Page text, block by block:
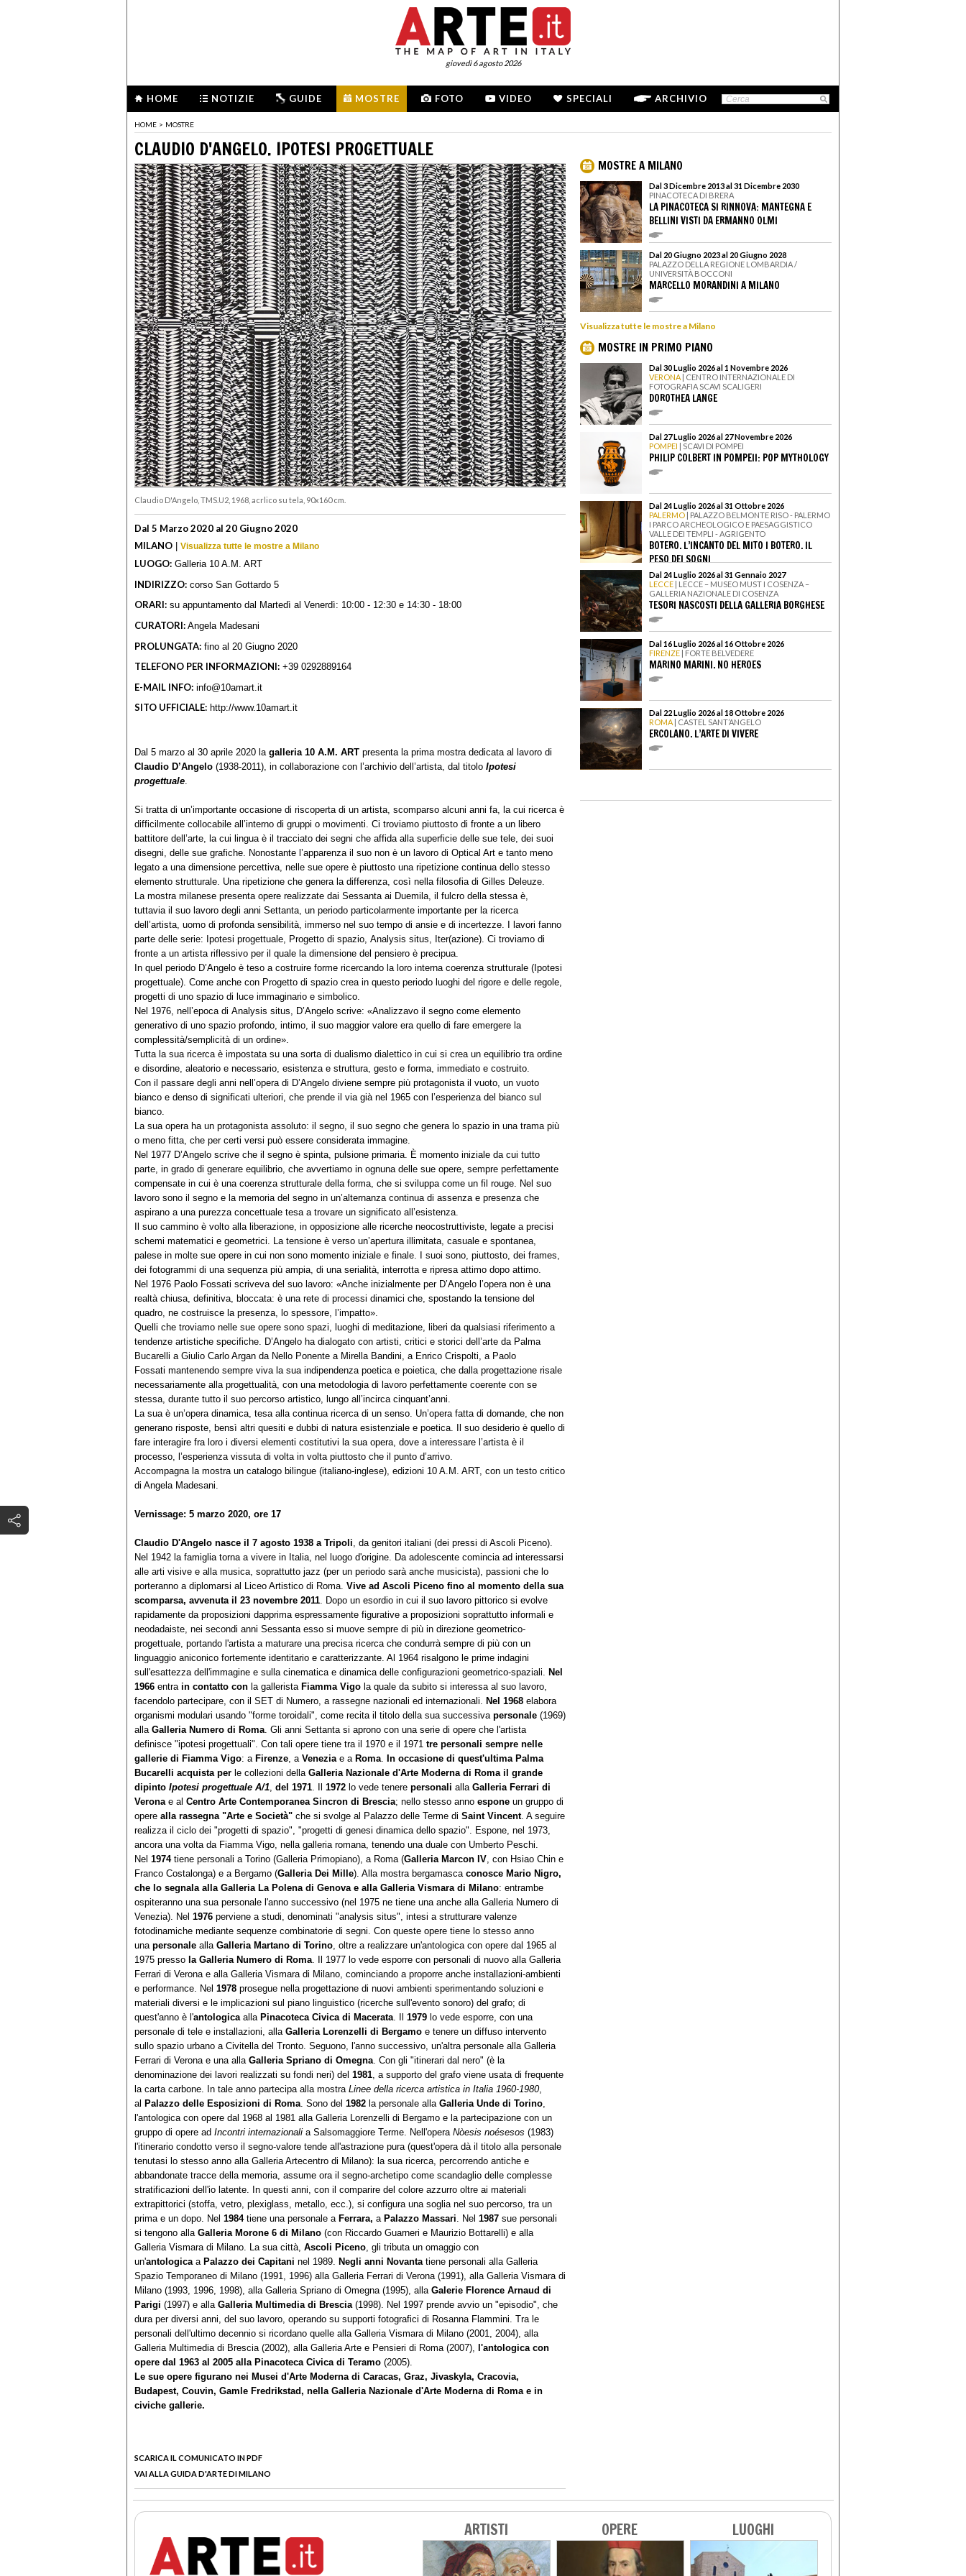
giovedì 6 agosto 2026
HOME NOTIZIE GUIDE MOSTRE FOTO VIDEO SPECIALI ARCHIVIO
HOME > MOSTRE
CLAUDIO D'ANGELO. IPOTESI PROGETTUALE
Claudio D'Angelo, TMS.U2, 1968, acrlico su tela, 90x160 cm.
Dal 5 Marzo 2020 al 20 Giugno 2020
MILANO | Visualizza tutte le mostre a Milano
LUOGO: Galleria 10 A.M. ART
INDIRIZZO: corso San Gottardo 5
ORARI: su appuntamento dal Martedì al Venerdì: 10:00 - 12:30 e 14:30 - 18:00
CURATORI: Angela Madesani
PROLUNGATA: fino al 20 Giugno 2020
TELEFONO PER INFORMAZIONI: +39 0292889164
E-MAIL INFO: info@10amart.it
SITO UFFICIALE: http://www.10amart.it
Dal 5 marzo al 30 aprile 2020 la galleria 10 A.M. ART presenta la prima mostra dedicata al lavoro di
Claudio D’Angelo (1938-2011), in collaborazione con l’archivio dell’artista, dal titolo Ipotesi
progettuale
Si tratta di un’importante occasione di riscoperta di un artista, scomparso alcuni anni fa, la cui ricerca è
difficilmente collocabile all’interno di gruppi o movimenti. Ci troviamo piuttosto di fronte a un libero
battitore dell’arte, la cui lingua è il tracciato dei segni che affida alla superficie delle sue tele, dei suoi
disegni, delle sue grafiche. Nonostante l’apparenza il suo non è un lavoro di Optical Art e tanto meno
legato a una dimensione percettiva, nelle sue opere è piuttosto una ripetizione continua dello stesso
elemento strutturale. Una ripetizione che genera la differenza, così nella filosofia di Gilles Deleuze.
La mostra milanese presenta opere realizzate dai Sessanta ai Duemila, il fulcro della stessa è,
tuttavia il suo lavoro degli anni Settanta, un periodo particolarmente importante per la ricerca
dell’artista, uomo di profonda sensibilità, immerso nel suo tempo di ansie e di incertezze. I lavori fanno
parte delle serie: Ipotesi progettuale, Progetto di spazio, Analysis situs, Iter(azione). Ci troviamo di
fronte a un artista riflessivo per il quale la dimensione del pensiero è precipua.
In quel periodo D’Angelo è teso a costruire forme ricercando la loro interna coerenza strutturale (Ipotesi
progettuale). Come anche con Progetto di spazio crea in questo periodo luoghi del rigore e delle regole,
progetti di uno spazio di luce immaginario e simbolico.
Nel 1976, nell’epoca di Analysis situs, D’Angelo scrive: «Analizzavo il segno come elemento
generativo di uno spazio profondo, intimo, il suo maggior valore era quello di fare emergere la
complessità/semplicità di un ordine».
Tutta la sua ricerca è impostata su una sorta di dualismo dialettico in cui si crea un equilibrio tra ordine
e disordine, aleatorio e necessario, esistenza e struttura, gesto e forma, immediato e costruito.
Con il passare degli anni nell’opera di D’Angelo diviene sempre più protagonista il vuoto, un vuoto
bianco e denso di significati ulteriori, che prende il via già nel 1965 con l’esperienza del bianco sul
bianco.
La sua opera ha un protagonista assoluto: il segno, il suo segno che genera lo spazio in una trama più
o meno fitta, che per certi versi può essere considerata immagine.
Nel 1977 D’Angelo scrive che il segno è spinta, pulsione primaria. È momento iniziale da cui tutto
parte, in grado di generare equilibrio, che avvertiamo in ognuna delle sue opere, sempre perfettamente
compensate in cui è una coerenza strutturale della forma, che si sviluppa come un fil rouge. Nel suo
lavoro sono il segno e la memoria del segno in un’alternanza continua di assenza e presenza che
aspirano a una purezza concettuale tesa a trovare un significato all’esistenza.
Il suo cammino è volto alla liberazione, in opposizione alle ricerche neocostruttiviste, legate a precisi
schemi matematici e geometrici. La tensione è verso un’apertura illimitata, casuale e spontanea,
palese in molte sue opere in cui non sono momento iniziale e finale. I suoi sono, piuttosto, dei frames,
dei fotogrammi di una sequenza più ampia, di una serialità, interrotta e ripresa attimo dopo attimo.
Nel 1976 Paolo Fossati scriveva del suo lavoro: «Anche inizialmente per D’Angelo l’opera non è una
realtà chiusa, definitiva, bloccata: è una rete di processi dinamici che, spostando la tensione del
quadro, ne costruisce la presenza, lo spessore, l’impatto».
Quelli che troviamo nelle sue opere sono spazi, luoghi di meditazione, liberi da qualsiasi riferimento a
tendenze artistiche specifiche. D’Angelo ha dialogato con artisti, critici e storici dell’arte da Palma
Bucarelli a Giulio Carlo Argan da Nello Ponente a Mirella Bandini, a Enrico Crispolti, a Paolo
Fossati mantenendo sempre viva la sua indipendenza poetica e poietica, che dalla progettazione risale
necessariamente alla progettualità, con una metodologia di lavoro perfettamente coerente con se
stessa, durante tutto il suo percorso artistico, lungo all’incirca cinquant’anni.
La sua è un’opera dinamica, tesa alla continua ricerca di un senso. Un’opera fatta di domande, che non
generano risposte, bensì altri quesiti e dubbi di natura esistenziale e poetica. Il suo desiderio è quello di
fare interagire fra loro i diversi elementi costitutivi la sua opera, dove a interessare l’artista è il
processo, l’esperienza vissuta di volta in volta piuttosto che il punto d’arrivo.
Accompagna la mostra un catalogo bilingue (italiano-inglese), edizioni 10 A.M. ART, con un testo critico
di Angela Madesani.
Vernissage: 5 marzo 2020, ore 17
Claudio D'Angelo nasce il 7 agosto 1938 a Tripoli , da genitori italiani (dei pressi di Ascoli Piceno).
Nel 1942 la famiglia torna a vivere in Italia, nel luogo d'origine. Da adolescente comincia ad interessarsi
alle arti visive e alla musica, soprattutto jazz (per un periodo sarà anche musicista), passioni che lo
porteranno a diplomarsi al Liceo Artistico di Roma. Vive ad Ascoli Piceno fino al momento della sua
scomparsa, avvenuta il 23 novembre 2011 . Dopo un esordio in cui il suo lavoro pittorico si evolve
rapidamente da proposizioni dapprima espressamente figurative a proposizioni soprattutto informali e
neodadaiste, nei secondi anni Sessanta esso si muove sempre di più in direzione geometrico-
progettuale, portando l'artista a maturare una precisa ricerca che condurrà sempre di più con un
linguaggio aniconico fortemente identitario e caratterizzante. Al 1964 risalgono le prime indagini
sull'esattezza dell'immagine e sulla cinematica e dinamica delle configurazioni geometrico-spaziali. Nel
1966 entra in contatto con la gallerista Fiamma Vigo la quale da subito si interessa al suo lavoro,
facendolo partecipare, con il SET di Numero, a rassegne nazionali ed internazionali. Nel 1968 elabora
organismi modulari usando "forme toroidali", come recita il titolo della sua successiva personale (1969)
alla Galleria Numero di Roma . Gli anni Settanta si aprono con una serie di opere che l'artista
definisce "ipotesi progettuali". Con tali opere tiene tra il 1970 e il 1971 tre personali sempre nelle
gallerie di Fiamma Vigo: a Firenze , a Venezia e a Roma In occasione di quest'ultima Palma
Bucarelli acquista per le collezioni della Galleria Nazionale d'Arte Moderna di Roma il grande
dipinto Ipotesi progettuale A/1 del 1971 . Il 1972 lo vede tenere personali alla Galleria Ferrari di
Verona e al Centro Arte Contemporanea Sincron di Brescia; nello stesso anno espone un gruppo di
opere alla rassegna "Arte e Società" che si svolge al Palazzo delle Terme di Saint Vincent. A seguire
realizza il ciclo dei "progetti di spazio", "progetti di genesi dinamica dello spazio". Espone, nel 1973,
ancora una volta da Fiamma Vigo, nella galleria romana, tenendo una duale con Umberto Peschi.
Nel 1974tiene personali a Torino (Galleria Primopiano), a Roma (Galleria Marcon IV , con Hsiao Chin e
Franco Costalonga) e a Bergamo (Galleria Dei Mille). Alla mostra bergamasca conosce Mario Nigro,
che lo segnala alla Galleria La Polena di Genova e alla Galleria Vismara di Milano: entrambe
ospiteranno una sua personale l'anno successivo (nel 1975 ne tiene una anche alla Galleria Numero di
Venezia). Nel 1976 perviene a studi, denominati "analysis situs", intesi a strutturare valenze
fotodinamiche mediante sequenze combinatorie di segni. Con queste opere tiene lo stesso anno
una personale alla Galleria Martano di Torino , oltre a realizzare un'antologica con opere dal 1965 al
1975 presso la Galleria Numero di Roma . Il 1977 lo vede esporre con personali di nuovo alla Galleria
Ferrari di Verona e alla Galleria Vismara di Milano, cominciando a proporre anche installazioni-ambienti
e performance. Nel 1978 prosegue nella progettazione di nuovi ambienti sperimentando soluzioni e
materiali diversi e le implicazioni sul piano linguistico (ricerche sull'evento sonoro) del grafo; di
quest'anno è l'antologica alla Pinacoteca Civica di Macerata . Il 1979 lo vede esporre, con una
personale di tele e installazioni, alla Galleria Lorenzelli di Bergamo e tenere un diffuso intervento
sullo spazio urbano a Civitella del Tronto. Seguono, l'anno successivo, un'altra personale alla Galleria
Ferrari di Verona e una alla Galleria Spriano di Omegna . Con gli "itinerari dal nero" (è la
denominazione dei lavori realizzati su fondi neri) del 1981 , a supporto del grafo viene usata di frequente
la carta carbone. In tale anno partecipa alla mostra Linee della ricerca artistica in Italia 1960-1980,
al Palazzo delle Esposizioni di Roma . Sono del 1982 la personale alla Galleria Unde di Torino
l'antologica con opere dal 1968 al 1981 alla Galleria Lorenzelli di Bergamo e la partecipazione con un
gruppo di opere ad Incontri internazionali a Salsomaggiore Terme. Nell'opera Nòesis noésesos (1983)
l'itinerario condotto verso il segno-valore tende all'astrazione pura (quest'opera dà il titolo alla personale
tenutasi lo stesso anno alla Galleria Artecentro di Milano): la sua ricerca, percorrendo antiche e
abbandonate tracce della memoria, assume ora il segno-archetipo come scandaglio delle complesse
stratificazioni dell'io latente. In questi anni, con il comparire del colore azzurro oltre ai materiali
extrapittorici (stoffa, vetro, plexiglass, metallo, ecc.), si configura una soglia nel suo percorso, tra un
prima e un dopo. Nel 1984tiene una personale a Ferrara, a Palazzo Massari . Nel 1987 sue personali
si tengono alla Galleria Morone 6 di Milano (con Riccardo Guarneri e Maurizio Bottarelli) e alla
Galleria Vismara di Milano. La sua città, Ascoli Piceno , gli tributa un omaggio con
un'antologica a Palazzo dei Capitani nel 1989. Negli anni Novanta tiene personali alla Galleria
Spazio Temporaneo di Milano (1991, 1996) alla Galleria Ferrari di Verona (1991), alla Galleria Vismara di
Milano (1993, 1996, 1998), alla Galleria Spriano di Omegna (1995), alla Galerie Florence Arnaud di
Parigi (1997) e alla Galleria Multimedia di Brescia (1998). Nel 1997 prende avvio un "episodio", che
dura per diversi anni, del suo lavoro, operando su supporti fotografici di Rosanna Flammini. Tra le
personali dell'ultimo decennio si ricordano quelle alla Galleria Vismara di Milano (2001, 2004), alla
Galleria Multimedia di Brescia (2002), alla Galleria Arte e Pensieri di Roma (2007), l'antologica con
opere dal 1963 al 2005 alla Pinacoteca Civica di Teramo (2005).
Le sue opere figurano nei Musei d'Arte Moderna di Caracas, Graz, Jivaskyla, Cracovia,
Budapest, Couvin, Gamle Fredrikstad, nella Galleria Nazionale d'Arte Moderna di Roma e in
civiche gallerie.
SCARICA IL COMUNICATO IN PDF
VAI ALLA GUIDA D'ARTE DI MILANO
MOSTRE A MILANO
Dal 3 Dicembre 2013 al 31 Dicembre 2030
PINACOTECA DI BRERA
LA PINACOTECA SI RINNOVA: MANTEGNA E
BELLINI VISTI DA ERMANNO OLMI
Dal 20 Giugno 2023 al 20 Giugno 2028
PALAZZO DELLA REGIONE LOMBARDIA /
UNIVERSITÀ BOCCONI
MARCELLO MORANDINI A MILANO
Visualizza tutte le mostre a Milano
MOSTRE IN PRIMO PIANO
Dal 30 Luglio 2026 al 1 Novembre 2026
VERONA | CENTRO INTERNAZIONALE DI
FOTOGRAFIA SCAVI SCALIGERI
DOROTHEA LANGE
Dal 27 Luglio 2026 al 27 Novembre 2026
POMPEI | SCAVI DI POMPEI
PHILIP COLBERT IN POMPEII: POP MYTHOLOGY
Dal 24 Luglio 2026 al 31 Ottobre 2026
PALERMO | PALAZZO BELMONTE RISO - PALERMO
I PARCO ARCHEOLOGICO E PAESAGGISTICO
VALLE DEI TEMPLI - AGRIGENTO
BOTERO. L’INCANTO DEL MITO I BOTERO. IL
PESO DEI SOGNI
Dal 24 Luglio 2026 al 31 Gennaio 2027
LECCE | LECCE – MUSEO MUST I COSENZA –
GALLERIA NAZIONALE DI COSENZA
TESORI NASCOSTI DELLA GALLERIA BORGHESE
Dal 16 Luglio 2026 al 16 Ottobre 2026
FIRENZE | FORTE BELVEDERE
MARINO MARINI. NO HEROES
Dal 22 Luglio 2026 al 18 Ottobre 2026
ROMA | CASTEL SANT’ANGELO
ERCOLANO. L’ARTE DI VIVERE
ARTISTI OPERE LUOGHI